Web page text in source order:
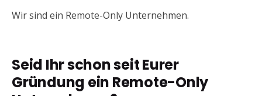
Wir sind ein Remote-Only Unternehmen.
Seid Ihr schon seit Eurer
Gründung ein Remote-Only